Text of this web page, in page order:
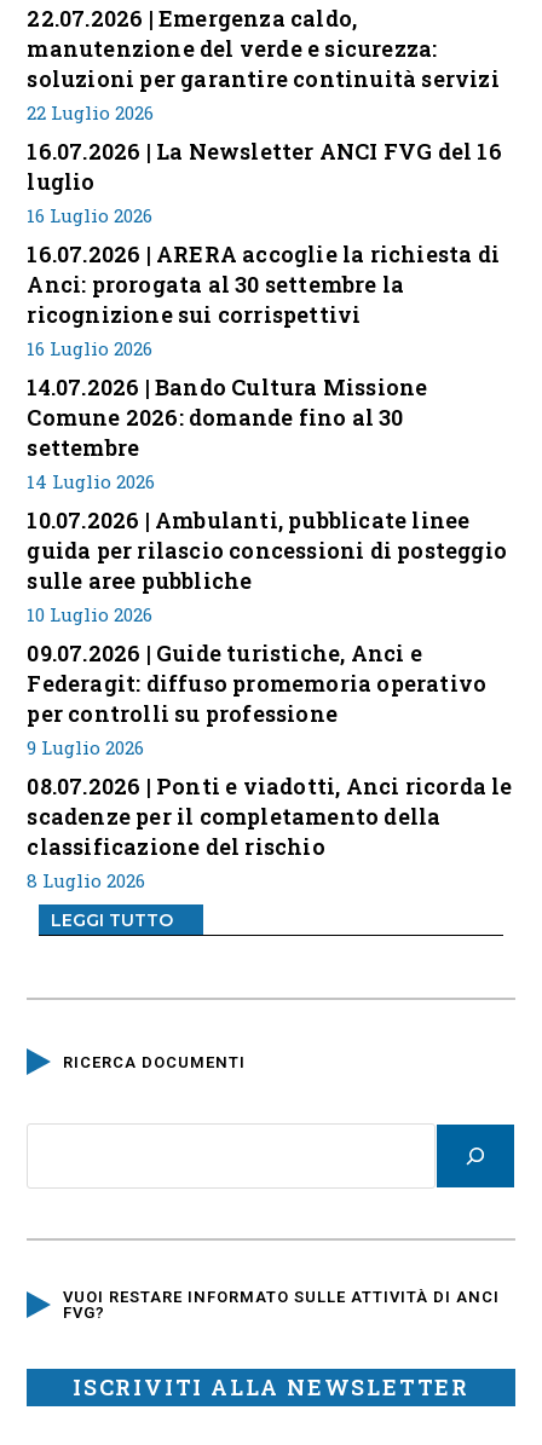
22.07.2026 | Emergenza caldo,
manutenzione del verde e sicurezza:
soluzioni per garantire continuità servizi
22 Luglio 2026
16.07.2026 | La Newsletter ANCI FVG del 16
luglio
16 Luglio 2026
16.07.2026 | ARERA accoglie la richiesta di
Anci: prorogata al 30 settembre la
ricognizione sui corrispettivi
16 Luglio 2026
14.07.2026 | Bando Cultura Missione
Comune 2026: domande fino al 30
settembre
14 Luglio 2026
10.07.2026 | Ambulanti, pubblicate linee
guida per rilascio concessioni di posteggio
sulle aree pubbliche
10 Luglio 2026
09.07.2026 | Guide turistiche, Anci e
Federagit: diffuso promemoria operativo
per controlli su professione
9 Luglio 2026
08.07.2026 | Ponti e viadotti, Anci ricorda le
scadenze per il completamento della
classificazione del rischio
8 Luglio 2026
LEGGI TUTTO
RICERCA DOCUMENTI
VUOI RESTARE INFORMATO SULLE ATTIVITÀ DI ANCI
FVG?
ISCRIVITI ALLA NEWSLETTER